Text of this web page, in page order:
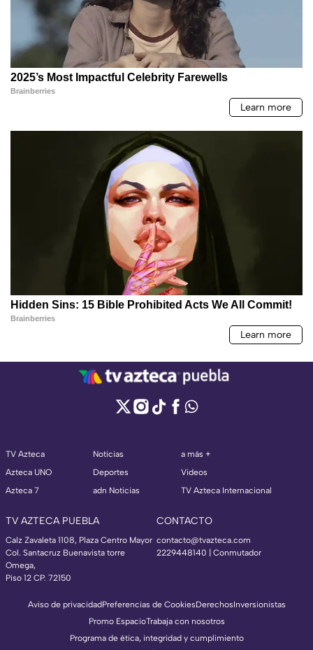
TV Azteca
Azteca UNO
Azteca 7
Noticias
Deportes
adn Noticias
a más +
Videos
TV Azteca Internacional
TV AZTECA PUEBLA
Calz Zavaleta 1108, Plaza Centro Mayor
Col. Santacruz Buenavista torre
Omega,
Piso 12 CP. 72150
CONTACTO
contacto@tvazteca.com
2229448140 | Conmutador
Aviso de privacidadPreferencias de CookiesDerechosInversionistas
Promo EspacioTrabaja con nosotros
Programa de ética, integridad y cumplimiento